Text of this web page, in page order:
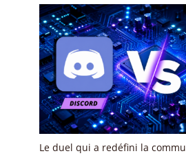
Le duel qui a redéfini la